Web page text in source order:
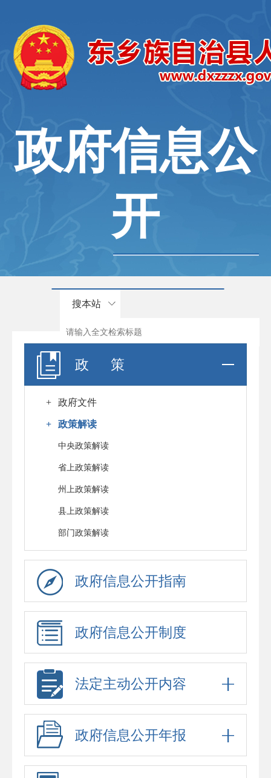
政府信息公
开
搜本站
政 策
+ 政府文件
+ 政策解读
中央政策解读
省上政策解读
州上政策解读
县上政策解读
部门政策解读
政府信息公开指南
政府信息公开制度
法定主动公开内容
政府信息公开年报